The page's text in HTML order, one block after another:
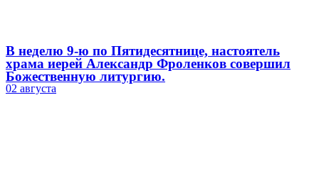
В неделю 9-ю по Пятидесятнице, настоятель
храма иерей Александр Фроленков совершил
Божественную литургию.
02 августа